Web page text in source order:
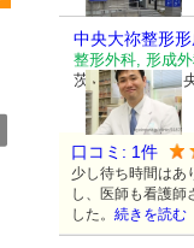
中央大祢整形
整形外科, 形成
茨城県土浦市中
口コミ: 1件
少し待ち時間はあ
し、医師も看護師
した。 続きを読む